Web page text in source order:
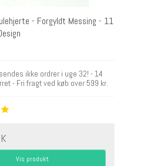
- Forgyldt Messing - 11
ikke ordrer i uge 32! - 14
- Fri fragt ved køb over 599 kr.
Vis produkt